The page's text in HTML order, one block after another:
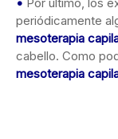
• Por último, los
periódicamente
mesoterapia
cabello. Como
mesoterapia